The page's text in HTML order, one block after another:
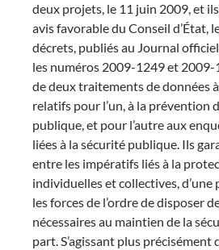
deux projets, le 11 juin 2009, et
avis favorable du Conseil d’État,
décrets, publiés au Journal
les numéros 2009-1249 et
de deux traitements de données
relatifs pour l’un, à la prévention
publique, et pour l’autre aux
liées à la sécurité publique. Ils
entre les impératifs liés à la
individuelles et collectives, d’une
les forces de l’ordre de disposer
nécessaires au maintien de la
part. S’agissant plus